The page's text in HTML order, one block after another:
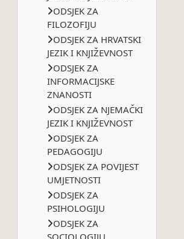
ODSJEK ZA
FILOZOFIJU
ODSJEK ZA HRVATSKI
JEZIK I KNJIŽEVNOST
ODSJEK ZA
INFORMACIJSKE
ZNANOSTI
ODSJEK ZA NJEMAČKI
JEZIK I KNJIŽEVNOST
ODSJEK ZA
PEDAGOGIJU
ODSJEK ZA POVIJEST
UMJETNOSTI
ODSJEK ZA
PSIHOLOGIJU
ODSJEK ZA